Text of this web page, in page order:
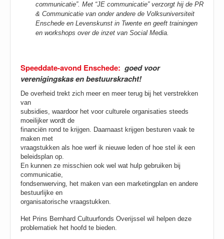
communicatie”. Met “JE communicatie” verzorgt hij de PR
& Communicatie van onder andere de Volksuniversiteit
Enschede en Levenskunst in Twente en geeft trainingen
en workshops over de inzet van Social Media.
Speeddate-avond Enschede: goed voor
verenigingskas en bestuurskracht!
De overheid trekt zich meer en meer terug bij het verstrekken
van
subsidies, waardoor het voor culturele organisaties steeds
moeilijker wordt de
financiën rond te krijgen. Daarnaast krijgen besturen vaak te
maken met
vraagstukken als hoe werf ik nieuwe leden of hoe stel ik een
beleidsplan op.
En kunnen ze misschien ook wel wat hulp gebruiken bij
communicatie,
fondsenwerving, het maken van een marketingplan en andere
bestuurlijke en
organisatorische vraagstukken.
Het Prins Bernhard Cultuurfonds Overijssel wil helpen deze
problematiek het hoofd te bieden.